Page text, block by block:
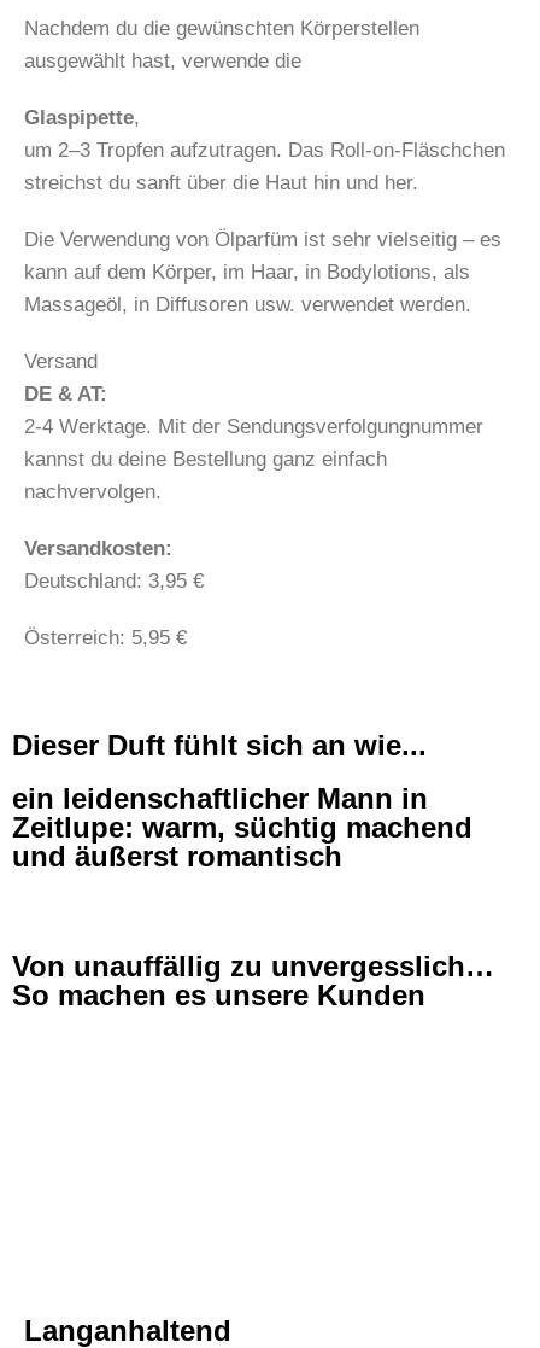
Nachdem du die gewünschten Körperstellen
ausgewählt hast, verwende die
Glaspipette,
um 2–3 Tropfen aufzutragen. Das Roll-on-Fläschchen
streichst du sanft über die Haut hin und her.
Die Verwendung von Ölparfüm ist sehr vielseitig – es
kann auf dem Körper, im Haar, in Bodylotions, als
Massageöl, in Diffusoren usw. verwendet werden.
Versand
DE & AT:
2-4 Werktage. Mit der Sendungsverfolgungnummer
kannst du deine Bestellung ganz einfach
nachvervolgen.
​​Versandkosten:
Deutschland: 3,95 €
Österreich: 5,95 €
Dieser Duft fühlt sich an wie...
ein leidenschaftlicher Mann in
Zeitlupe: warm, süchtig machend
und äußerst romantisch
Von unauffällig zu unvergesslich…
So machen es unsere Kunden
Langanhaltend